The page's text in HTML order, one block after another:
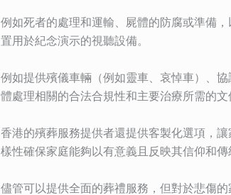
例如死者的處理和運輸、屍體的防腐或準備
置用於紀念演示的視聽設備。
例如提供殯儀車輛（例如靈車、哀悼車）、
體處理相關的合法合規性和主要治療所需的文
香港的殯葬服務提供者還提供客製化選項，
樣性確保家庭能夠以有意義且反映其信仰和傳
儘管可以提供全面的葬禮服務，但對於悲傷